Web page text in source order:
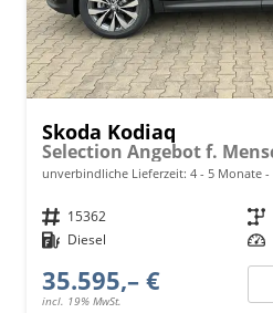
Skoda Kodiaq
unverbindliche Lieferzeit: 4 - 5 Monate
Fahrzeugnr. 15362 Getriebe
Kraftstoff Diesel Leistung
35.595,– €
incl. 19% MwSt.